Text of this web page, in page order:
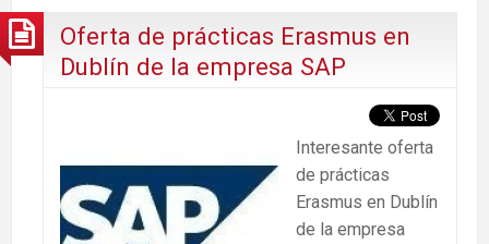
Oferta de prácticas Erasmus en
Dublín de la empresa SAP
Interesante oferta
de prácticas
Erasmus en Dublín
de la empresa